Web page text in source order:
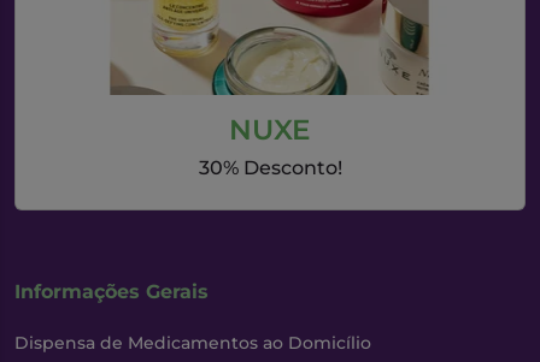
NUXE
30% Desconto!
Informações Gerais
Dispensa de Medicamentos ao Domicílio